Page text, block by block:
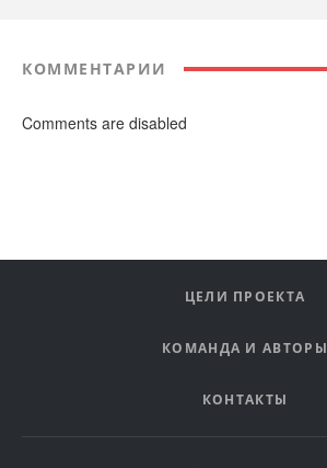
КОММЕНТАРИИ
Comments are disabled
ЦЕЛИ ПРОЕКТА
КОМАНДА И АВТОРЫ
КОНТАКТЫ